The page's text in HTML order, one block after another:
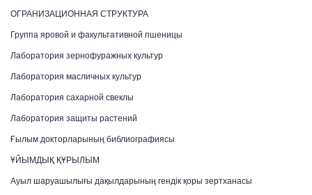
ОГРАНИЗАЦИОННАЯ СТРУКТУРА
Группа яровой и факультативной пшеницы
Лаборатория зернофуражных культур
Лаборатория масличных культур
Лаборатория сахарной свеклы
Лаборатория защиты растений
Ғылым докторларының библиографиясы
ҰЙЫМДЫҚ ҚҰРЫЛЫМ
Ауыл шаруашылығы дақылдарының гендік қоры зертханасы